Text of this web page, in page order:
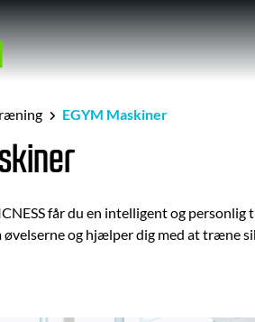
EGYM Maskiner
får du en intelligent og
øvelserne og hjælper dig med at træne